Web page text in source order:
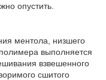
опустить.
ментола, низшего
выполняется
взвешенного
сшитого